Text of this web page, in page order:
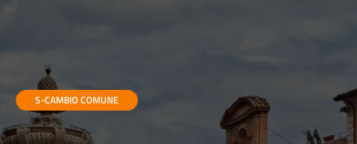
S-CAMBIO COMUNE